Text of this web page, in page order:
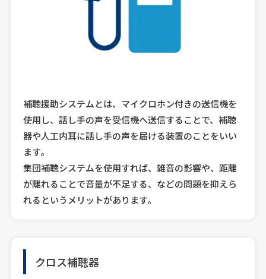
補聴援助システムとは、マイクロホン付きの送信機を
使用し、話し手の声を受信機へ送信することで、補聴
器や人工内耳に話し手の声を届ける装置のことをいい
ます。
集団補聴システムを使用すれば、雑音の影響や、距離
が離れることで音量が不足する、などの問題を抑えら
れるというメリットがあります。
クロス補聴器